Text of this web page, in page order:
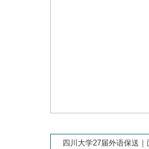
四川大学27届外语保送｜